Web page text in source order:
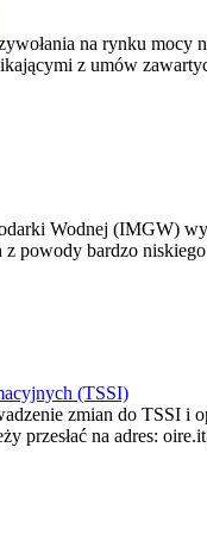
na rynku
z umów
Wodnej (IMGW)
bardzo
(TSSI)
zmian do TSSI i
przesłać na adres: